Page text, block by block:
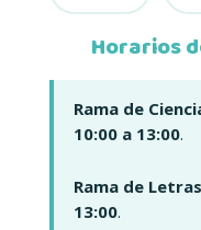
Horarios
Rama de
10:00 a 13:00.
Rama de
13:00.